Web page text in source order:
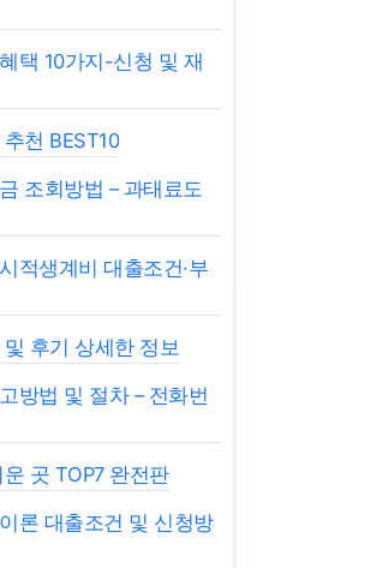
택 10가지-신청 및 재
천 BEST10
조회방법 – 과태료도
적생계비 대출조건·부
후기 상세한 정보
방법 및 절차 – 전화번
곳 TOP7 완전판
론 대출조건 및 신청방